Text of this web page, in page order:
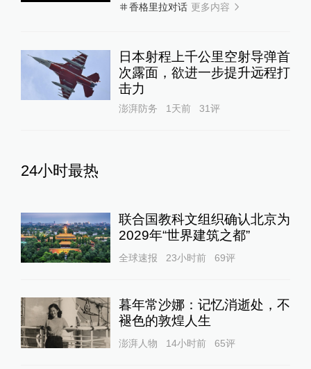
香格里拉对话 更多内容
日本射程上千公里空射导弹首
次露面，欲进一步提升远程打
击力
澎湃防务 1天前 31评
24小时最热
联合国教科文组织确认北京为
2029年“世界建筑之都”
全球速报 23小时前 69评
暮年常沙娜：记忆消逝处，不
褪色的敦煌人生
澎湃人物 14小时前 65评